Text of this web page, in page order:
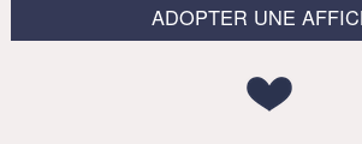
ADOPTER UNE